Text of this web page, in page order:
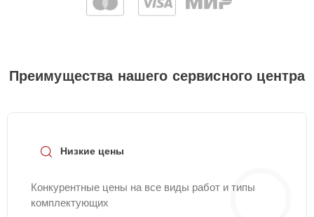
Преимущества нашего сервисного центра
Низкие цены
Конкурентные цены на все виды работ и типы
комплектующих